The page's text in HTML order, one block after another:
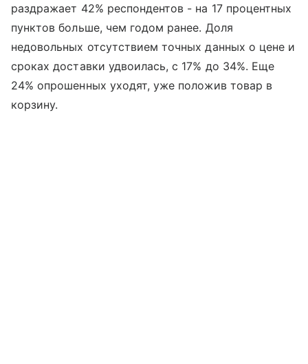
раздражает 42% респондентов - на 17 процентных
пунктов больше, чем годом ранее. Доля
недовольных отсутствием точных данных о цене и
сроках доставки удвоилась, с 17% до 34%. Еще
24% опрошенных уходят, уже положив товар в
корзину.